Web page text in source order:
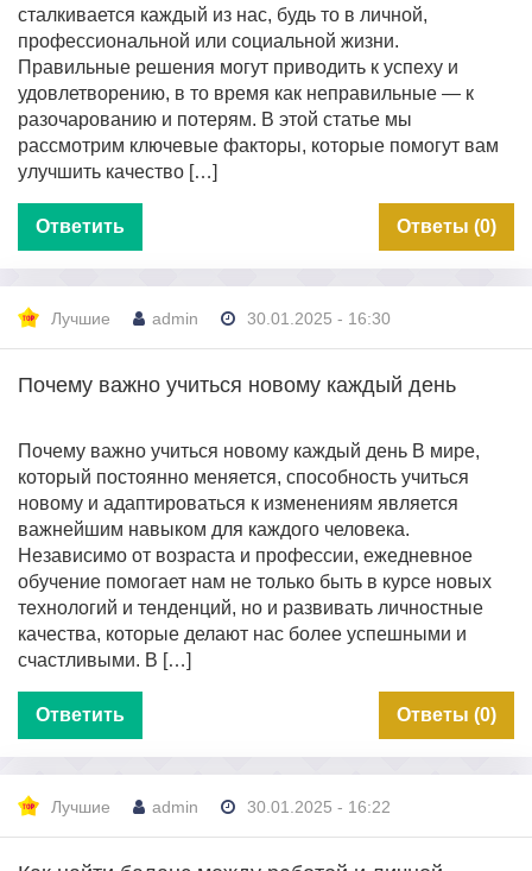
сталкивается каждый из нас, будь то в личной,
профессиональной или социальной жизни.
Правильные решения могут приводить к успеху и
удовлетворению, в то время как неправильные — к
разочарованию и потерям. В этой статье мы
рассмотрим ключевые факторы, которые помогут вам
улучшить качество […]
Ответить Ответы (0)
Лучшие admin 30.01.2025 - 16:30
Почему важно учиться новому каждый день
Почему важно учиться новому каждый день В мире,
который постоянно меняется, способность учиться
новому и адаптироваться к изменениям является
важнейшим навыком для каждого человека.
Независимо от возраста и профессии, ежедневное
обучение помогает нам не только быть в курсе новых
технологий и тенденций, но и развивать личностные
качества, которые делают нас более успешными и
счастливыми. В […]
Ответить Ответы (0)
Лучшие admin 30.01.2025 - 16:22